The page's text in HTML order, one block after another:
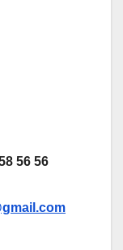
56 56